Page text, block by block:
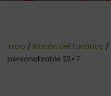
Inicio / Rincón del fanático /
personalizable 22×7